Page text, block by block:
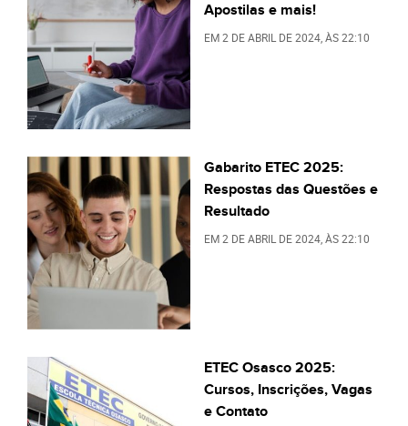
Apostilas e mais!
EM2 DE ABRIL DE 2024, ÀS22:10
Gabarito ETEC 2025:
Respostas das Questões e
Resultado
EM2 DE ABRIL DE 2024 , ÀS22:10
ETEC Osasco 2025:
Cursos, Inscrições, Vagas
e Contato